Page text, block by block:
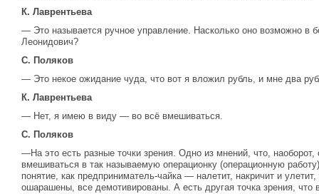
К. Лаврентьева
— Это называется ручное управление. Насколько оно возможно в
Леонидович?
С. Поляков
— Это некое ожидание чуда, что вот я вложил рубль, и мне два
К. Лаврентьева
— Нет, я имею в виду — во всё вмешиваться.
С. Поляков
—На это есть разные точки зрения. Одно из мнений, что, наоборот,
вмешиваться в так называемую операционку (операционную
понятие, как предприниматель-чайка — налетит, накричит и
ошарашены, все демотивированы. А есть другая точка зрения, что